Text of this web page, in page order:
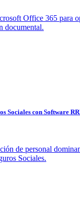
Office 365 para
documental.
Sociales con Software
de personal
Sociales.